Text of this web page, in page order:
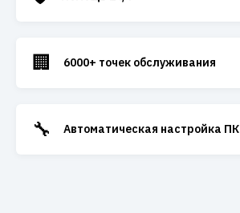
🏢 6000+ точек обслуживания
🔧 Автоматическая настройка ПК